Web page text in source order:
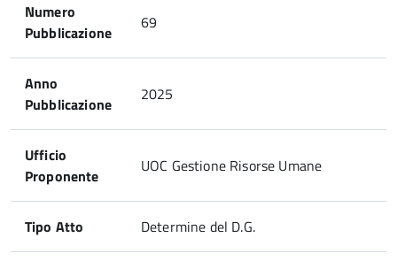
Numero
Pubblicazione
69
Anno
Pubblicazione
2025
Ufficio
Proponente
UOC Gestione Risorse Umane
Tipo Atto Determine del D.G.